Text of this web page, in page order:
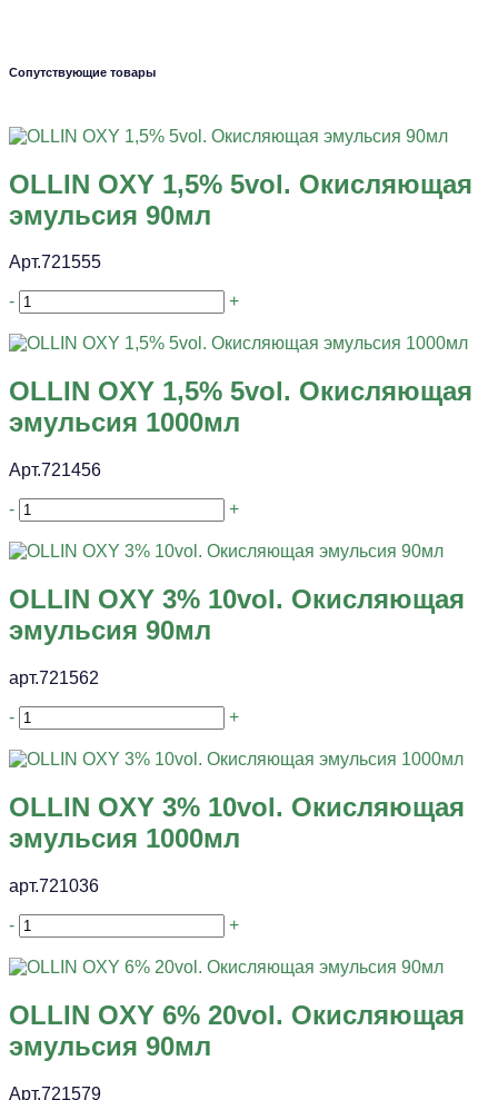
Сопутствующие товары
OLLIN OXY 1,5% 5vol. Окисляющая
эмульсия 90мл
Арт.721555
- +
OLLIN OXY 1,5% 5vol. Окисляющая
эмульсия 1000мл
Арт.721456
- +
OLLIN OXY 3% 10vol. Окисляющая
эмульсия 90мл
арт.721562
- +
OLLIN OXY 3% 10vol. Окисляющая
эмульсия 1000мл
арт.721036
- +
OLLIN OXY 6% 20vol. Окисляющая
эмульсия 90мл
Арт.721579